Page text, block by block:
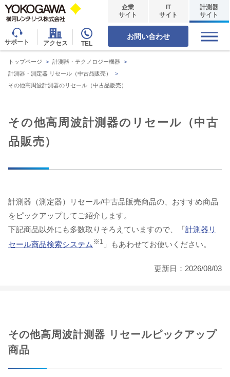
サポート アクセス TEL
企業
サイト
IT
サイト
計測器
サイト
お問い合わせ
トップページ > 計測器・テクノロジー機器
>
計測器・測定器 リセール（中古品販売）
>
その他高周波計測器のリセール（中古品販売）
その他高周波計測器のリセール（中古
品販売）
計測器（測定器）リセール/中古品販売商品の、おすすめ商品
をピックアップしてご紹介します。
下記商品以外にも多数取りそろえていますので、「計測器リ
セール商品検索システム ※1 」もあわせてお使いください。
更新日：2026/08/03
その他高周波計測器 リセールピックアップ
商品